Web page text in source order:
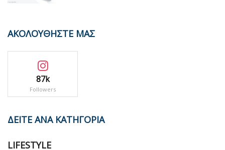
ΑΚΟΛΟΥΘΗΣΤΕ ΜΑΣ
87k
Followers
ΔΕΙΤΕ ΑΝΑ ΚΑΤΗΓΟΡΙΑ
LIFESTYLE